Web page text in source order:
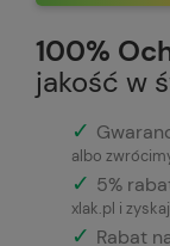
100%
jakość w
✓
albo
✓ 5%
xlak.pl i
✓ Rabat